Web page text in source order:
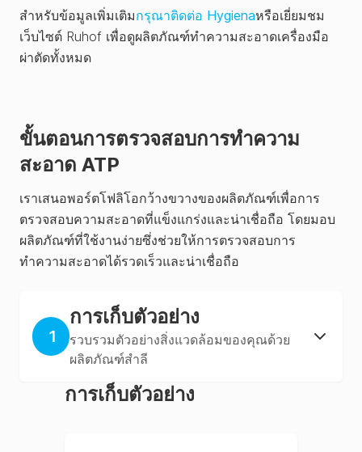
สำหรับข้อมูลเพิ่มเติมกรุณาติดต่อ Hygienaหรือเยี่ยมชม
เว็บไซต์ Ruhof เพื่อดูผลิตภัณฑ์ทำความสะอาดเครื่องมือ
ผ่าตัดทั้งหมด
ขั้นตอนการตรวจสอบการทำความ
สะอาด ATP
เราเสนอพอร์ตโฟลิโอกว้างขวางของผลิตภัณฑ์เพื่อการ
ตรวจสอบความสะอาดที่แข็งแกร่งและน่าเชื่อถือ โดยมอบ
ผลิตภัณฑ์ที่ใช้งานง่ายซึ่งช่วยให้การตรวจสอบการ
ทำความสะอาดได้รวดเร็วและน่าเชื่อถือ
1
การเก็บตัวอย่าง
รวบรวมตัวอย่างสิ่งแวดล้อมของคุณด้วย
ผลิตภัณฑ์สำลี
การเก็บตัวอย่าง